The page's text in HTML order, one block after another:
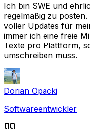
Ich bin SWE und
regelmäßig zu
voller Updates für
immer ich eine freie
Texte pro Plattform,
umschreiben muss.
Dorian Opacki
Softwareentwickler